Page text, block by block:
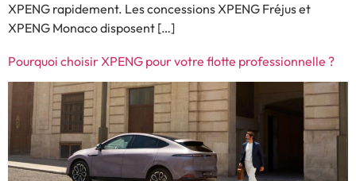
XPENG rapidement. Les concessions XPENG Fréjus et
XPENG Monaco disposent […]
Pourquoi choisir XPENG pour votre flotte professionnelle ?